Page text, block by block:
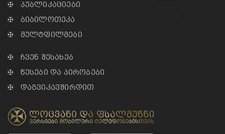
✠ პუბლიკაციები
✠ ბიბილოთეკა
✠ მულტფილმები
✠ ჩვენ შესახებ
✠ წესები და პირობები
✠ დაგვიკავშირდით